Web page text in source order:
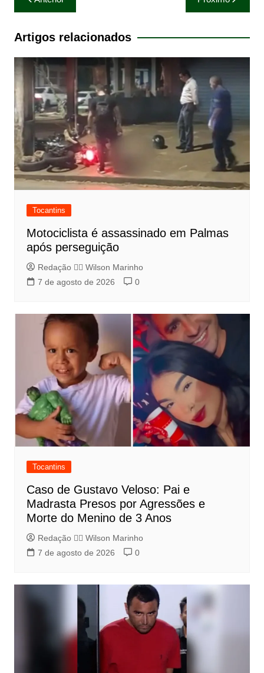
de
Post
Artigos relacionados
Tocantins
Motociclista é assassinado em Palmas
após perseguição
Redação 👨‍⚖️​ Wilson Marinho
7 de agosto de 2026
0
Tocantins
Caso de Gustavo Veloso: Pai e
Madrasta Presos por Agressões e
Morte do Menino de 3 Anos
Redação 👨‍⚖️​ Wilson Marinho
7 de agosto de 2026
0